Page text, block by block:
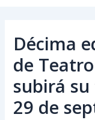
Décima
de
subirá
29 de